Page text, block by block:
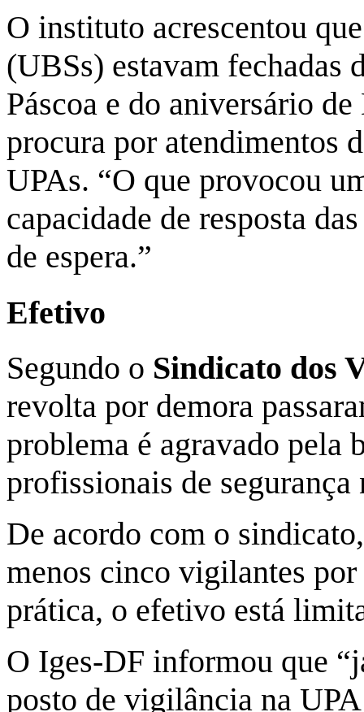
O instituto acrescentou
(UBSs) estavam fechadas
Páscoa e do aniversário
procura por atendimentos
UPAs. “O que provocou
capacidade de resposta
de espera.”
Efetivo
Segundo o Sindicato dos
revolta por demora
problema é agravado pela
profissionais de segurança
De acordo com o
menos cinco vigilantes
prática, o efetivo está
O Iges-DF informou que
posto de vigilância na